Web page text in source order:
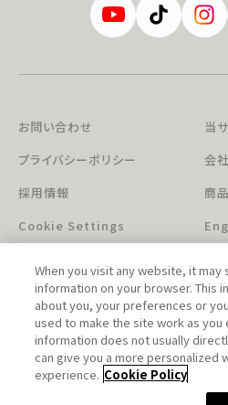
お問い合わせ
当
プライバシーポリシー
会
採用情報
商
Cookie Settings
このホームページに掲載されている著
When you visit any website, it
information on your browser. This
about you, your preferences or
used to make the site work as you
information does not usually
can give you a more personalized
experience. Cookie Policy